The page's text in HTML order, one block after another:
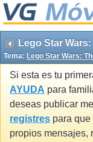
Tema: Lego Star Wars:
Si esta es tu
AYUDA para
deseas publicar
registres para
propios mensajes,